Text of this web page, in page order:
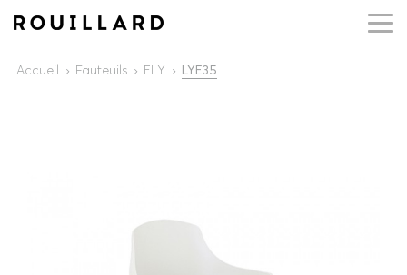
Accueil Fauteuils ELY LYE35